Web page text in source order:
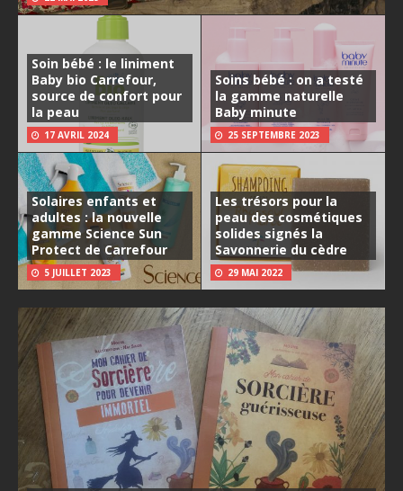
Soin bébé : le liniment
Baby bio Carrefour,
source de confort pour
la peau
17 AVRIL 2024
Soins bébé : on a testé
la gamme naturelle
Baby minute
25 SEPTEMBRE 2023
Solaires enfants et
adultes : la nouvelle
gamme Science Sun
Protect de Carrefour
5 JUILLET 2023
Les trésors pour la
peau des cosmétiques
solides signés la
Savonnerie du cèdre
29 MAI 2022